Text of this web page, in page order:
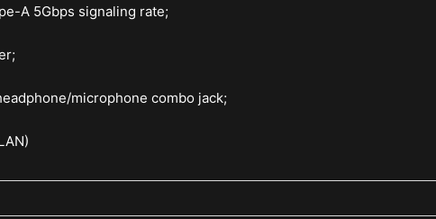
A 5Gbps signaling rate;
microphone combo jack;